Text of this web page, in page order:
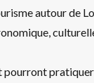
autour de
pourront pratiquer